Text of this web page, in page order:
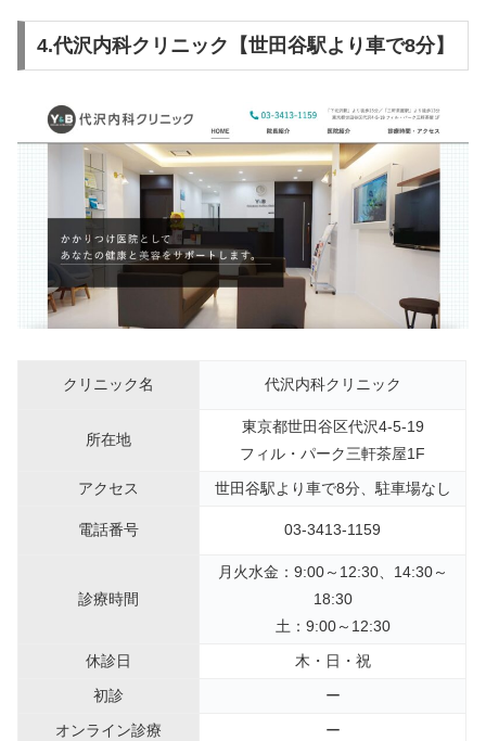
4.代沢内科クリニック【世田谷駅より車で8分】
クリニック名 代沢内科クリニック
所在地
東京都世田谷区代沢4-5-19
フィル・パーク三軒茶屋1F
アクセス
世田谷駅より車で8分、駐車場なし
電話番号 03-3413-1159
診療時間
月火水金：9:00～12:30、14:30～
18:30
土：9:00～12:30
休診日
木・日・祝
初診
ー
オンライン診療
ー